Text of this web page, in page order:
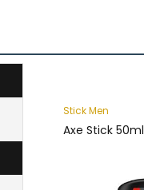
Stick Men
Axe Stick